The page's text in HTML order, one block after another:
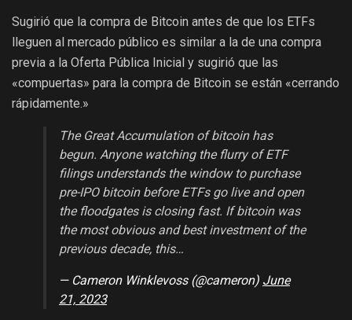
Sugirió que la compra de Bitcoin antes de que los ETFs
lleguen al mercado público es similar a la de una compra
previa a la Oferta Pública Inicial y sugirió que las
«compuertas» para la compra de Bitcoin se están «cerrando
rápidamente.»
The Great Accumulation of bitcoin has
begun. Anyone watching the flurry of ETF
filings understands the window to purchase
pre-IPO bitcoin before ETFs go live and open
the floodgates is closing fast. If bitcoin was
the most obvious and best investment of the
previous decade, this…
— Cameron Winklevoss (@cameron)June
21, 2023